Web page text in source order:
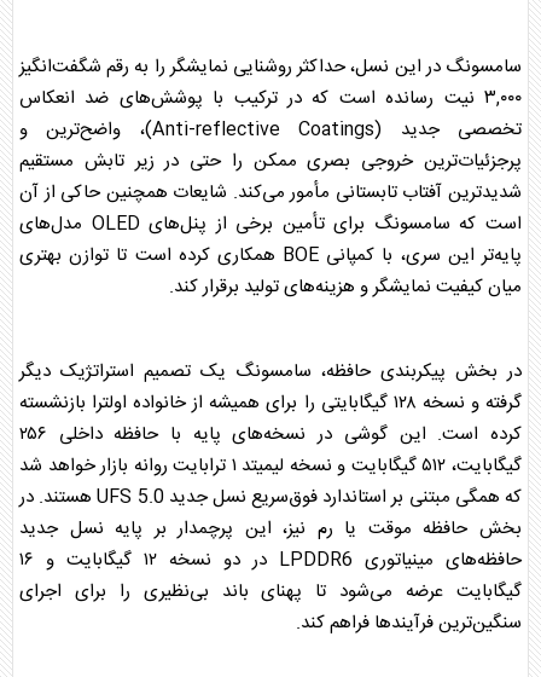
سامسونگ در این نسل، حداکثر روشنایی نمایشگر را به رقم شگفت‌انگیز
۳,۰۰۰ نیت رسانده است که در ترکیب با پوشش‌های ضد انعکاس
تخصصی جدید (Anti-reflective Coatings)، واضح‌ترین و
پرجزئیات‌ترین خروجی بصری ممکن را حتی در زیر تابش مستقیم
شدیدترین آفتاب تابستانی مأمور می‌کند. شایعات همچنین حاکی از آن
است که سامسونگ
برای تأمین برخی از پنل‌های OLED مدل‌های
پایه‌تر این سری، با کمپانی BOE همکاری کرده است تا توازن بهتری
میان کیفیت نمایشگر و هزینه‌های تولید برقرار کند.
در بخش پیکربندی حافظه، سامسونگ یک تصمیم استراتژیک دیگر
گرفته و نسخه ۱۲۸ گیگابایتی را برای همیشه از خانواده اولترا بازنشسته
کرده است. این گوشی در نسخه‌های پایه با حافظه داخلی ۲۵۶
گیگابایت، ۵۱۲ گیگابایت و نسخه لیمیتد ۱ ترابایت روانه بازار خواهد شد
که همگی مبتنی بر استاندارد فوق‌سریع نسل جدید UFS 5.0 هستند. در
بخش حافظه موقت یا رم نیز، این پرچمدار بر پایه نسل جدید
حافظه‌های مینیاتوری LPDDR6 در دو نسخه ۱۲ گیگابایت و ۱۶
گیگابایت عرضه می‌شود تا پهنای باند بی‌نظیری را برای اجرای
سنگین‌ترین فرآیندها فراهم کند.